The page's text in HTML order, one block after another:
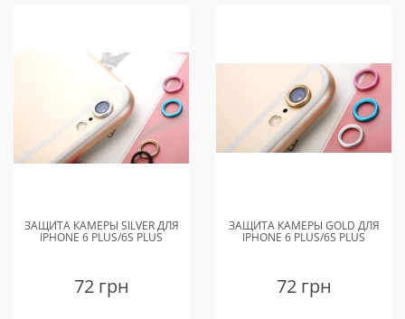
ЗАЩИТА КАМЕРЫ SILVER ДЛЯ
IPHONE 6 PLUS/6S PLUS
72 грн
ЗАЩИТА КАМЕРЫ GOLD ДЛЯ
IPHONE 6 PLUS/6S PLUS
72 грн